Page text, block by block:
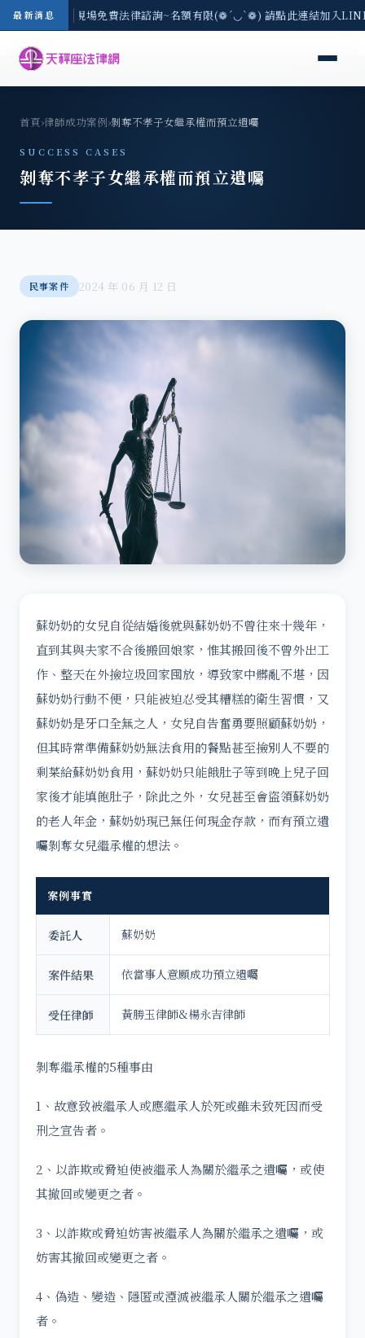
最新消息
地區-8/3(一) 現場免費法律諮詢~名額有限(❁´◡`❁) 請點此連結加入
首頁›律師成功案例›剝奪不孝子女繼承權而預立遺囑
SUCCESS CASES
剝奪不孝子女繼承權而預立遺囑
民事案件 2024 年 06 月 12 日
蘇奶奶的女兒自從結婚後就與蘇奶奶不曾往來十幾年，
直到其與夫家不合後搬回娘家，惟其搬回後不曾外出工
作、整天在外撿垃圾回家囤放，導致家中髒亂不堪，因
蘇奶奶行動不便，只能被迫忍受其糟糕的衛生習慣，又
蘇奶奶是牙口全無之人，女兒自告奮勇要照顧蘇奶奶，
但其時常準備蘇奶奶無法食用的餐點甚至撿別人不要的
剩菜給蘇奶奶食用，蘇奶奶只能餓肚子等到晚上兒子回
家後才能填飽肚子，除此之外，女兒甚至會盜領蘇奶奶
的老人年金，蘇奶奶現已無任何現金存款，而有預立遺
囑剝奪女兒繼承權的想法。
案例事實
委託人 蘇奶奶
案件結果 依當事人意願成功預立遺囑
受任律師 黃勝玉律師&楊永吉律師
剝奪繼承權的5種事由
1、故意致被繼承人或應繼承人於死或雖未致死因而受
刑之宣告者。
2、以詐欺或脅迫使被繼承人為關於繼承之遺囑，或使
其撤回或變更之者。
3、以詐欺或脅迫妨害被繼承人為關於繼承之遺囑，或
妨害其撤回或變更之者。
4、偽造、變造、隱匿或湮滅被繼承人關於繼承之遺囑
者。